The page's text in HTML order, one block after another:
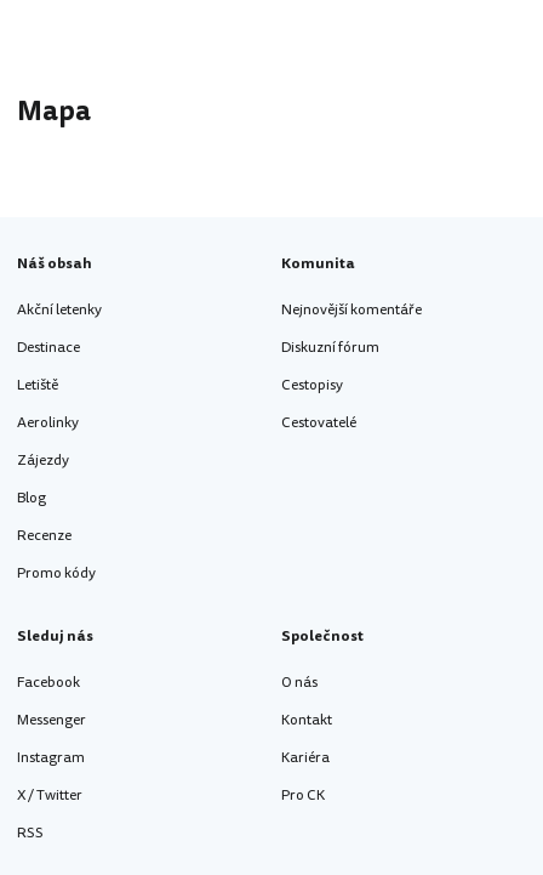
Mapa
Náš obsah
Akční letenky
Destinace
Letiště
Aerolinky
Zájezdy
Blog
Recenze
Promo kódy
Komunita
Nejnovější komentáře
Diskuzní fórum
Cestopisy
Cestovatelé
Sleduj nás
Facebook
Messenger
Instagram
X / Twitter
RSS
Společnost
O nás
Kontakt
Kariéra
Pro CK